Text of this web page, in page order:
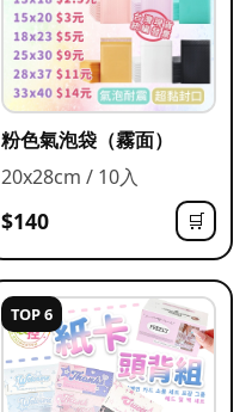
粉色氣泡袋（霧面）
20x28cm / 10入
$140 🛒
TOP 6